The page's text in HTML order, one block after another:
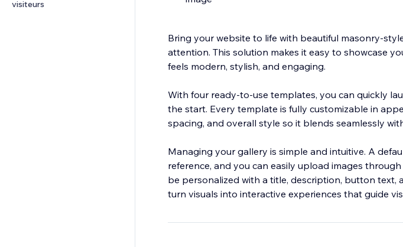
visiteurs
Bring your website to life with beautiful masonry-
attention. This solution makes it easy to showcase
feels modern, stylish, and engaging.
With four ready-to-use templates, you can quickly
the start. Every template is fully customizable in
spacing, and overall style so it blends seamlessly
Managing your gallery is simple and intuitive. A
reference, and you can easily upload images
be personalized with a title, description, button text,
turn visuals into interactive experiences that guide